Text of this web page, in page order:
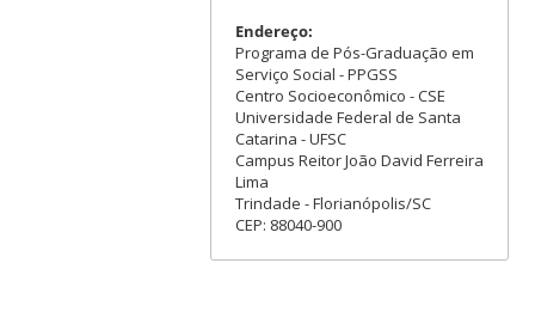
Endereço:
Programa de Pós-Graduação em
Serviço Social - PPGSS
Centro Socioeconômico - CSE
Universidade Federal de Santa
Catarina - UFSC
Campus Reitor João David Ferreira
Lima
Trindade - Florianópolis/SC
CEP: 88040-900